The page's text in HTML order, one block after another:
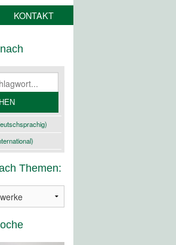
KONTAKT
Themen: